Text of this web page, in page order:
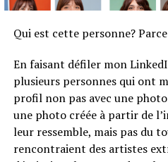
Qui est cette personne?
En faisant défiler mon
plusieurs personnes qui ont
profil non pas avec une photo
une photo créée à partir de
leur ressemble, mais pas du
rencontraient des artistes